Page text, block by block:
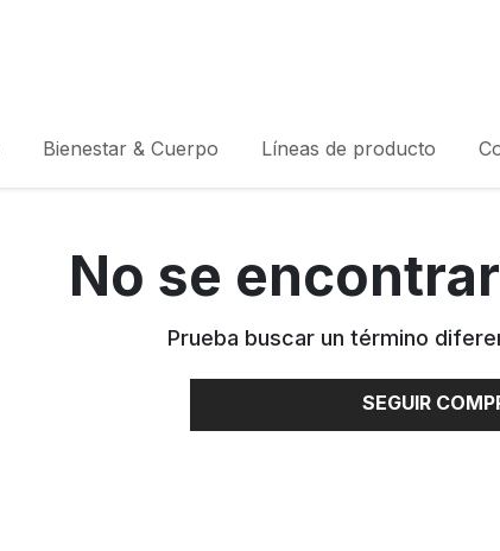
Bienestar & Cuerpo Líneas de producto
No se
Prueba buscar un término
SEGUIR